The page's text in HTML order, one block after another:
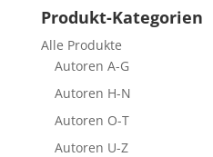
Produkt-Kategorien
Alle Produkte
Autoren A-G
Autoren H-N
Autoren O-T
Autoren U-Z